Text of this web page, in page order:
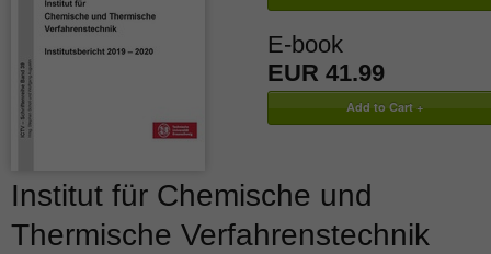
E-book
EUR 41.99
Institut für Chemische und
Thermische Verfahrenstechnik